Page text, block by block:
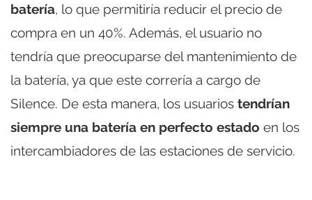
batería, lo que permitiría reducir el precio de
compra en un 40%. Además, el usuario no
tendría que preocuparse del mantenimiento de
la batería, ya que este correría a cargo de
Silence. De esta manera, los usuarios tendrían
siempre una batería en perfecto estado en los
intercambiadores de las estaciones de servicio.